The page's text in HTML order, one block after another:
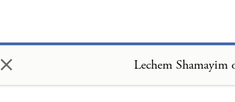
× Lechem Shamayim